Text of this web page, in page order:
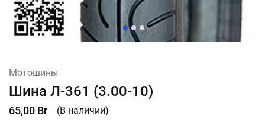
Мотошины
Шина Л-361 (3.00-10)
65,00 Br (В наличии)